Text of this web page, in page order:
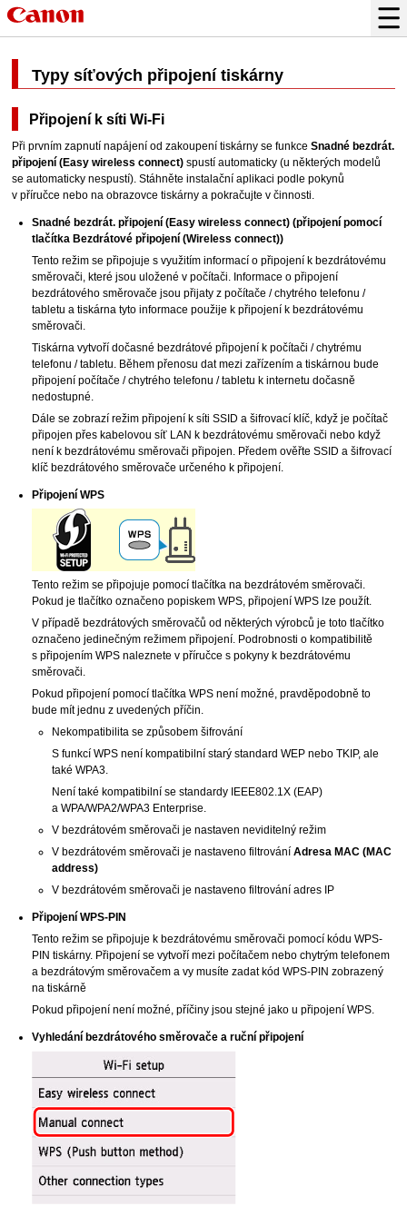
Typy síťových připojenítiskárny
Připojení k síti Wi-Fi
Při prvním zapnutí napájení od zakoupenítiskárny se funkceSnadné bezdrát.
připojení (Easy wireless connect) spustí automaticky (u některých modelů
se automaticky nespustí). Stáhněte instalační aplikaci podle pokynů
v příručce nebo na obrazovcetiskárny a pokračujte v činnosti.
Snadné bezdrát. připojení (Easy wireless connect) (připojení pomocí
tlačítkaBezdrátové připojení (Wireless connect))
Tento režim se připojuje s využitím informací o připojení k bezdrátovému
směrovači, které jsou uložené v počítači. Informace o připojení
bezdrátového směrovače jsou přijaty z počítače / chytrého telefonu /
tabletu atiskárna tyto informace použije k připojení k bezdrátovému
směrovači.
Tiskárna vytvoří dočasné bezdrátové připojení k počítači / chytrému
telefonu / tabletu. Během přenosu dat mezi zařízením atiskárnou bude
připojení počítače / chytrého telefonu / tabletu k internetu dočasně
nedostupné.
Dále se zobrazí režim připojení k sítiSSID a šifrovací klíč, když je počítač
připojen přes kabelovou síť LAN k bezdrátovému směrovači nebo když
není k bezdrátovému směrovači připojen. Předem ověřteSSID a šifrovací
klíč bezdrátového směrovače určeného k připojení.
PřipojeníWPS
Tento režim se připojuje pomocí tlačítka na bezdrátovém směrovači.
Pokud je tlačítko označeno popiskemWPS , připojeníWPS lze použít.
V případě bezdrátových směrovačů od některých výrobců je toto tlačítko
označeno jedinečným režimem připojení. Podrobnosti o kompatibilitě
s připojenímWPS naleznete v příručce s pokyny k bezdrátovému
směrovači.
Pokud připojení pomocí tlačítkaWPS není možné, pravděpodobně to
bude mít jednu z uvedených příčin.
Nekompatibilita se způsobem šifrování
S funkcí WPSnení kompatibilní starý standard WEPnebo TKIP, ale
také WPA3.
Není také kompatibilní se standardy IEEE802.1X(EAP)
a WPA/WPA2/WPA3Enterprise.
V bezdrátovém směrovači je nastaven neviditelný režim
V bezdrátovém směrovači je nastaveno filtrování Adresa MAC (MAC
address)
V bezdrátovém směrovači je nastaveno filtrování adres IP
PřipojeníWPS-PIN
Tento režim se připojuje k bezdrátovému směrovači pomocí kóduWPS-
PIN tiskárny. Připojení se vytvoří mezi počítačem nebo chytrým telefonem
a bezdrátovým směrovačem a vy musíte zadat kódWPS-PIN zobrazený
natiskárně
Pokud připojení není možné, příčiny jsou stejné jako u připojeníWPS
Vyhledání bezdrátového směrovače a ruční připojení